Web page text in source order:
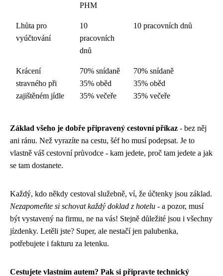
PHM
Lhůta pro
vyúčtování
10
pracovních
dnů
10 pracovních dnů
Krácení
stravného při
zajištěném jídle
70% snídaně
35% oběd
35% večeře
70% snídaně
35% oběd
35% večeře
Základ všeho je dobře připravený cestovní příkaz - bez něj
ani ránu. Než vyrazíte na cestu, šéf ho musí podepsat. Je to
vlastně váš cestovní průvodce - kam jedete, proč tam jedete a jak
se tam dostanete.
Každý, kdo někdy cestoval služebně, ví, že účtenky jsou základ.
Nezapomeňte si schovat každý doklad z hotelu - a pozor, musí
být vystavený na firmu, ne na vás! Stejně důležité jsou i všechny
jízdenky. Letěli jste? Super, ale nestačí jen palubenka,
potřebujete i fakturu za letenku.
Cestujete vlastním autem? Pak si připravte technický